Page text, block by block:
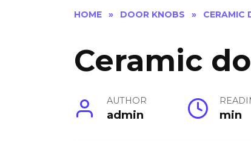
HOME » DOOR KNOBS » CERAMIC
Ceramic
AUTHOR
admin min